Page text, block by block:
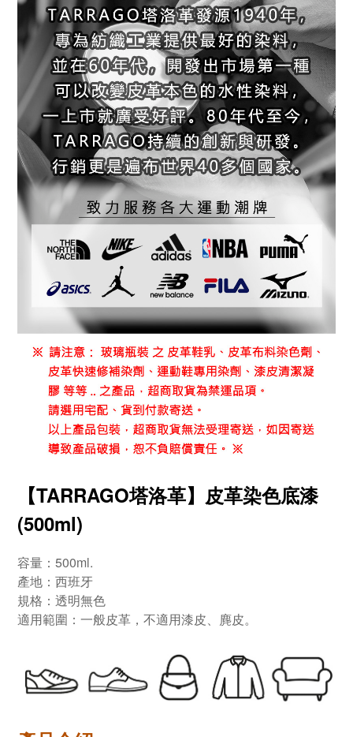
【TARRAGO塔洛革】皮革染色底漆
(500ml)
容量：500ml.
產地：西班牙
規格：透明無色
適用範圍：一般皮革，不適用漆皮、麂皮。